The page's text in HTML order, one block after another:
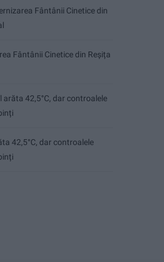
Fântânii Cinetice din
Fântânii Cinetice din Reșița
arăta 42,5°C, dar controalele
42,5°C, dar controalele